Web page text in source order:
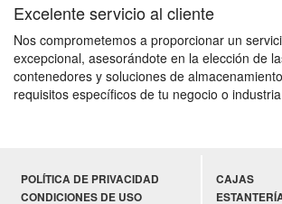
Excelente servicio al cliente
Nos comprometemos a proporcionar un
excepcional, asesorándote en la elección de
contenedores y soluciones de
requisitos específicos de tu negocio o
POLÍTICA DE PRIVACIDAD
CONDICIONES DE USO
CAJAS